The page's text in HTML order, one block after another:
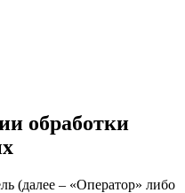
обработки
(далее – «Оператор» либо